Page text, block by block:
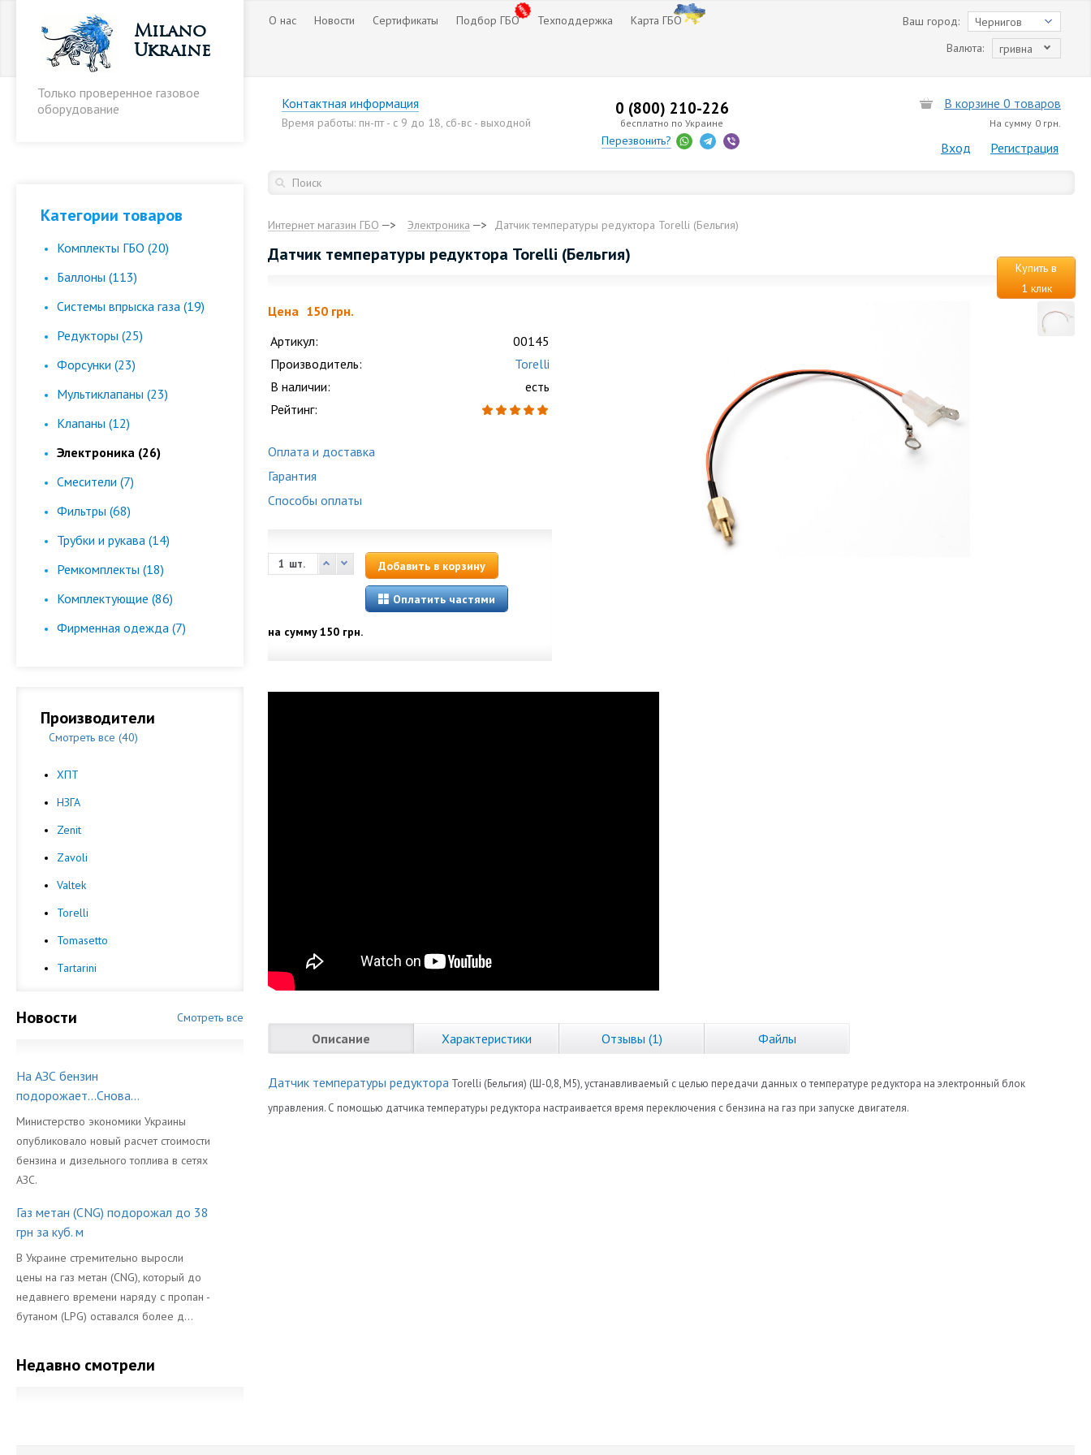
Milano
Ukraine
Только проверенное газовое
оборудование
О нас Новости Сертификаты Подбор ГБО Техподдержка Карта ГБО Чернигов
Ваш город:
гривна
Валюта:
Контактная информация
Время работы: пн-пт - с 9 до 18, сб-вс - выходной
0 (800) 210-226
бесплатно по Украине
Перезвонить?
В корзине 0 товаров
На сумму 0 грн.
Вход Регистрация
Категории товаров
Комплекты ГБО (20)
Баллоны (113)
Cистемы впрыска газа (19)
Редукторы (25)
Форсунки (23)
Мультиклапаны (23)
Клапаны (12)
Электроника (26)
Смесители (7)
Фильтры (68)
Трубки и рукава (14)
Ремкомплекты (18)
Комплектующие (86)
Фирменная одежда (7)
Производители
Смотреть все (40)
ХПТ
НЗГА
Zenit
Zavoli
Valtek
Torelli
Tomasetto
Tartarini
Новости Смотреть все
На АЗС бензин
подорожает...Снова...
Министерство экономики Украины
опубликовало новый расчет стоимости
бензина и дизельного топлива в сетях
АЗС.
Газ метан (CNG) подорожал до 38
грн за куб. м
В Украине стремительно выросли
цены на газ метан (CNG), который до
недавнего времени наряду с пропан -
бутаном (LPG) оставался более д...
Недавно смотрели
Интернет магазин ГБО Электроника Датчик температуры редуктора Torelli (Бельгия)
Датчик температуры редуктора Torelli (Бельгия)
Купить в
1 клик
Цена 150 грн.
Артикул:
00145
Производитель:
Torelli
В наличии:
есть
Рейтинг:
Оплата и доставка
Гарантия
Способы оплаты
шт. Добавить в корзину
Оплатить частями
на сумму150 грн.
Описание Характеристики Отзывы (1) Файлы
Датчик температуры редуктора Torelli (Бельгия) (Ш-0,8, М5), устанавливаемый с целью передачи данных о температуре редуктора на электронный блок
управления. С помощью датчика температуры редуктора настраивается время переключения с бензина на газ при запуске двигателя.